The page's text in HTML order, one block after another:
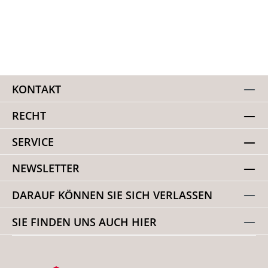
KONTAKT
RECHT
SERVICE
NEWSLETTER
DARAUF KÖNNEN SIE SICH VERLASSEN
SIE FINDEN UNS AUCH HIER